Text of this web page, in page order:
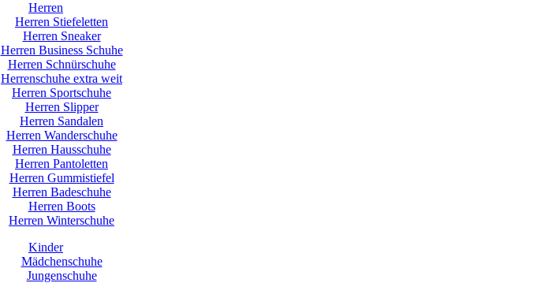
Herren
Herren Stiefeletten
Herren Sneaker
Herren Business Schuhe
Herren Schnürschuhe
Herrenschuhe extra weit
Herren Sportschuhe
Herren Slipper
Herren Sandalen
Herren Wanderschuhe
Herren Hausschuhe
Herren Pantoletten
Herren Gummistiefel
Herren Badeschuhe
Herren Boots
Herren Winterschuhe
Kinder
Mädchenschuhe
Jungenschuhe